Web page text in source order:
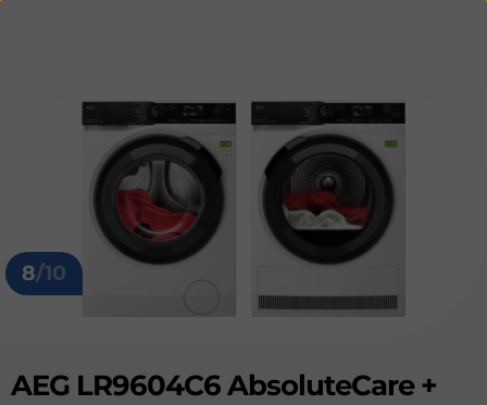
8/10
AEG LR9604C6 AbsoluteCare +